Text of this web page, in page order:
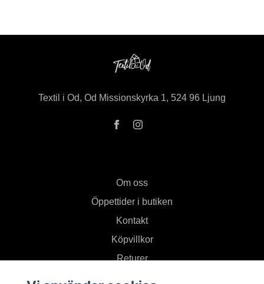
Textil i Od, Od Missionskyrka 1, 524 96 Ljung
Om oss
Öppettider i butiken
Kontakt
Köpvillkor
Returer